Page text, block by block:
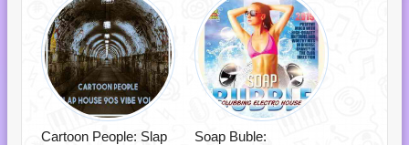
Cartoon People: Slap
Soap Buble: